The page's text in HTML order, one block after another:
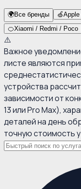
🌍Все бренды 🍏
🍊Xiaomi / Redmi / Poco
⚠️
Важное
листе являются
устройства
зависимости от
13 или Pro Max),
деталей на день
точную стоимость